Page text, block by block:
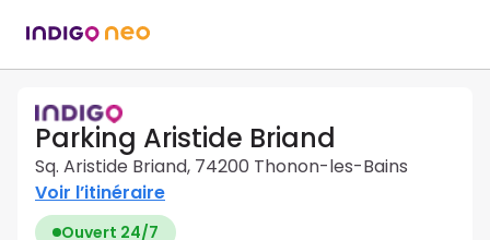
Parking Aristide Briand
Sq. Aristide Briand, 74200 Thonon-les-Bains
Voir l’itinéraire
Ouvert 24/7